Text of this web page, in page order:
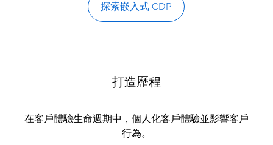
探索嵌入式 CDP
打造歷程
在客戶體驗生命週期中，個人化客戶體驗並影響客戶
行為。